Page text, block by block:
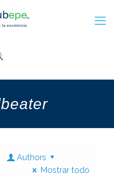
Authors
Mostrar todo